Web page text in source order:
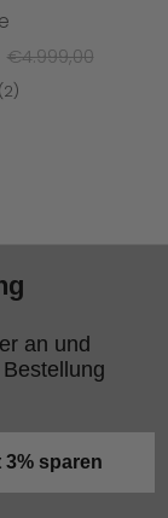
€4.999,00
(2)
an und
3% sparen